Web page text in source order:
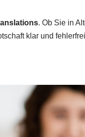
. Ob Sie in
klar und